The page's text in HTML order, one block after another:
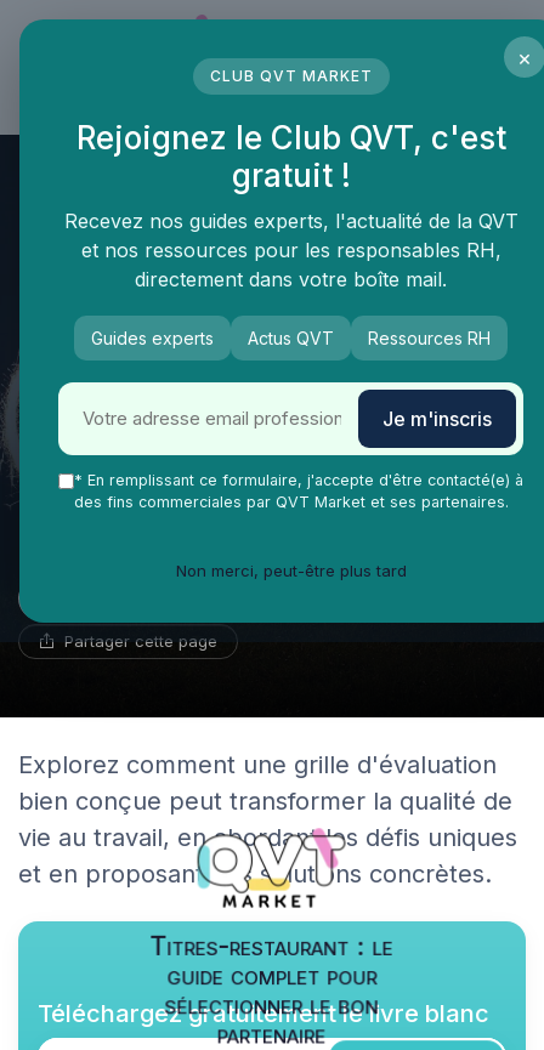
QVT Market Feedback culture
Optimiser la grille d'évaluation
pour améliorer la qualité de vie
Partager cette page
Explorez comment une grille d'évaluation
bien conçue peut transformer la qualité de
vie au travail, en abordant les défis uniques
et en proposant des solutions concrètes.
Titres-restaurant : le
guide complet pour
sélectionner le bon
partenaire
Téléchargez gratuitement le livre blanc
×
CLUB QVT MARKET
Rejoignez le Club QVT, c'est
gratuit !
Recevez nos guides experts, l'actualité de la QVT
et nos ressources pour les responsables RH,
directement dans votre boîte mail.
Guides experts Actus QVT Ressources RH
Je m'inscris
* En remplissant ce formulaire, j'accepte d'être contacté(e) à
des fins commerciales par QVT Market et ses partenaires.
Non merci, peut-être plus tard
Panneau de gestion des cookies